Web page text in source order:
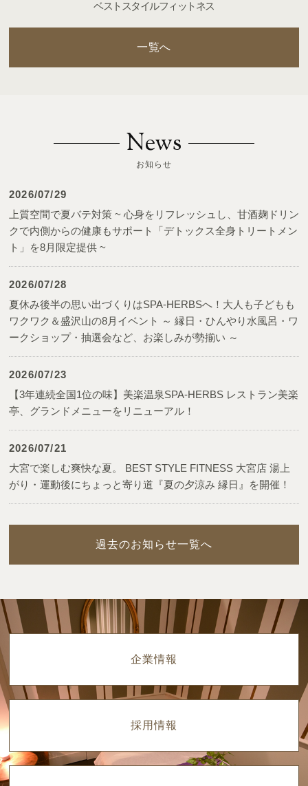
ベストスタイルフィットネス
一覧へ
News
お知らせ
2026/07/29
上質空間で夏バテ対策 ~ 心身をリフレッシュし、甘酒麹ドリン
クで内側からの健康もサポート「デトックス全身トリートメン
ト」を8月限定提供 ~
2026/07/28
夏休み後半の思い出づくりはSPA-HERBSへ！大人も子どもも
ワクワク＆盛沢山の8月イベント ～ 縁日・ひんやり水風呂・ワ
ークショップ・抽選会など、お楽しみが勢揃い ～
2026/07/23
【3年連続全国1位の味】美楽温泉SPA-HERBS レストラン美楽
亭、グランドメニューをリニューアル！
2026/07/21
大宮で楽しむ爽快な夏。 BEST STYLE FITNESS 大宮店 湯上
がり・運動後にちょっと寄り道『夏の夕涼み 縁日』を開催！
過去のお知らせ一覧へ
企業情報
採用情報